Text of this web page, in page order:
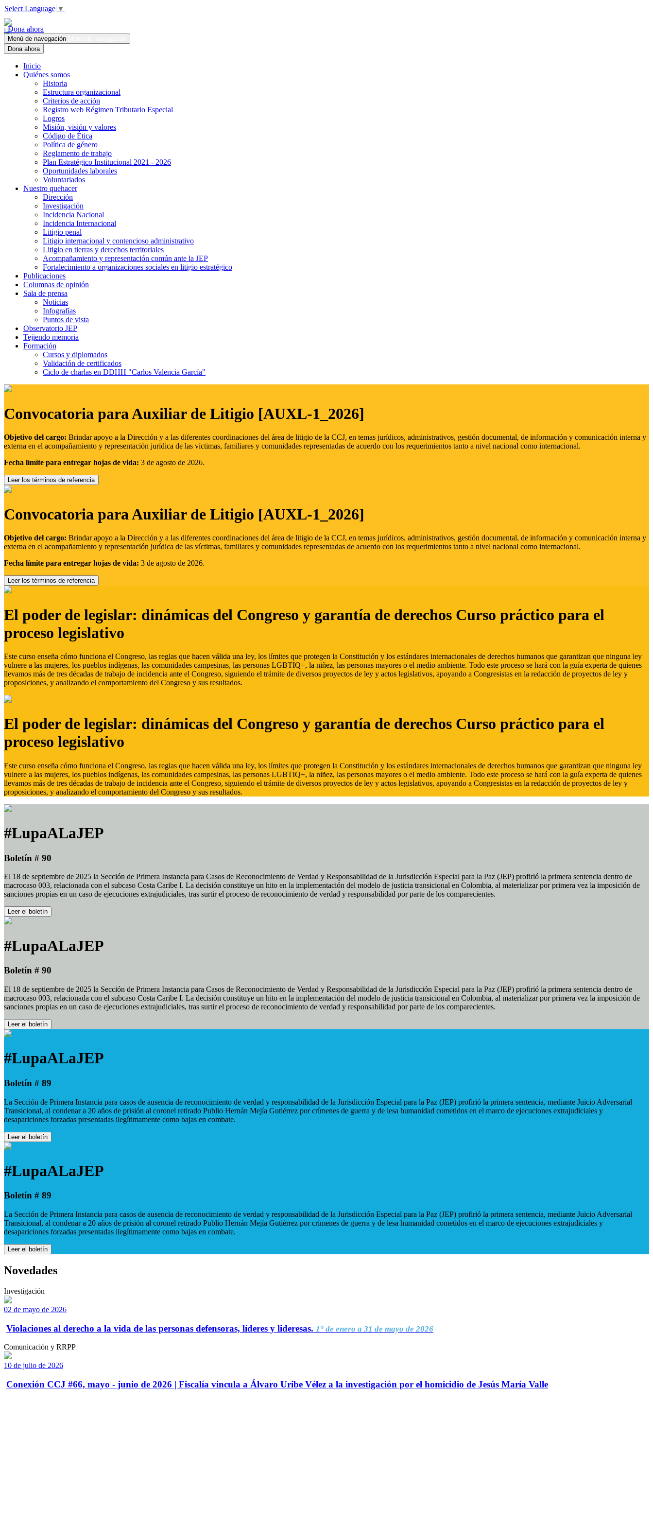
Select Language ▼
Dona ahora
Menú de navegación
Dona ahora
Inicio
Quiénes somos
Historia
Estructura organizacional
Criterios de acción
Registro web Régimen Tributario Especial
Logros
Misión, visión y valores
Código de Ética
Política de género
Reglamento de trabajo
Plan Estratégico Institucional 2021 - 2026
Oportunidades laborales
Voluntariados
Nuestro quehacer
Dirección
Investigación
Incidencia Nacional
Incidencia Internacional
Litigio penal
Litigio internacional y contencioso administrativo
Litigio en tierras y derechos territoriales
Acompañamiento y representación común ante la JEP
Fortalecimiento a organizaciones sociales en litigio estratégico
Publicaciones
Columnas de opinión
Sala de prensa
Noticias
Infografías
Puntos de vista
Observatorio JEP
Tejiendo memoria
Formación
Cursos y diplomados
Validación de certificados
Ciclo de charlas en DDHH "Carlos Valencia García"
Convocatoria para Auxiliar de Litigio [AUXL-1_2026]
Objetivo del cargo: Brindar apoyo a la Dirección y a las diferentes coordinaciones del área de litigio de la CCJ, en temas jurídicos, administrativos, gestión documental, de información y comunicación interna y
externa en el acompañamiento y representación jurídica de las víctimas, familiares y comunidades representadas de acuerdo con los requerimientos tanto a nivel nacional como internacional.
Fecha límite para entregar hojas de vida: 3 de agosto de 2026.
Leer los términos de referencia
Convocatoria para Auxiliar de Litigio [AUXL-1_2026]
Objetivo del cargo: Brindar apoyo a la Dirección y a las diferentes coordinaciones del área de litigio de la CCJ, en temas jurídicos, administrativos, gestión documental, de información y comunicación interna y
externa en el acompañamiento y representación jurídica de las víctimas, familiares y comunidades representadas de acuerdo con los requerimientos tanto a nivel nacional como internacional.
Fecha límite para entregar hojas de vida: 3 de agosto de 2026.
Leer los términos de referencia
El poder de legislar: dinámicas del Congreso y garantía de derechos Curso práctico para el
proceso legislativo
Este curso enseña cómo funciona el Congreso, las reglas que hacen válida una ley, los límites que protegen la Constitución y los estándares internacionales de derechos humanos que garantizan que ninguna ley
vulnere a las mujeres, los pueblos indígenas, las comunidades campesinas, las personas LGBTIQ+, la niñez, las personas mayores o el medio ambiente. Todo este proceso se hará con la guía experta de quienes
llevamos más de tres décadas de trabajo de incidencia ante el Congreso, siguiendo el trámite de diversos proyectos de ley y actos legislativos, apoyando a Congresistas en la redacción de proyectos de ley y
proposiciones, y analizando el comportamiento del Congreso y sus resultados.
El poder de legislar: dinámicas del Congreso y garantía de derechos Curso práctico para el
proceso legislativo
Este curso enseña cómo funciona el Congreso, las reglas que hacen válida una ley, los límites que protegen la Constitución y los estándares internacionales de derechos humanos que garantizan que ninguna ley
vulnere a las mujeres, los pueblos indígenas, las comunidades campesinas, las personas LGBTIQ+, la niñez, las personas mayores o el medio ambiente. Todo este proceso se hará con la guía experta de quienes
llevamos más de tres décadas de trabajo de incidencia ante el Congreso, siguiendo el trámite de diversos proyectos de ley y actos legislativos, apoyando a Congresistas en la redacción de proyectos de ley y
proposiciones, y analizando el comportamiento del Congreso y sus resultados.
#LupaALaJEP
Boletín # 90
El 18 de septiembre de 2025 la Sección de Primera Instancia para Casos de Reconocimiento de Verdad y Responsabilidad de la Jurisdicción Especial para la Paz (JEP) profirió la primera sentencia dentro de
macrocaso 003, relacionada con el subcaso Costa Caribe I. La decisión constituye un hito en la implementación del modelo de justicia transicional en Colombia, al materializar por primera vez la imposición de
sanciones propias en un caso de ejecuciones extrajudiciales, tras surtir el proceso de reconocimiento de verdad y responsabilidad por parte de los comparecientes.
Leer el boletín
#LupaALaJEP
Boletín # 90
El 18 de septiembre de 2025 la Sección de Primera Instancia para Casos de Reconocimiento de Verdad y Responsabilidad de la Jurisdicción Especial para la Paz (JEP) profirió la primera sentencia dentro de
macrocaso 003, relacionada con el subcaso Costa Caribe I. La decisión constituye un hito en la implementación del modelo de justicia transicional en Colombia, al materializar por primera vez la imposición de
sanciones propias en un caso de ejecuciones extrajudiciales, tras surtir el proceso de reconocimiento de verdad y responsabilidad por parte de los comparecientes.
Leer el boletín
#LupaALaJEP
Boletín # 89
La Sección de Primera Instancia para casos de ausencia de reconocimiento de verdad y responsabilidad de la Jurisdicción Especial para la Paz (JEP) profirió la primera sentencia, mediante Juicio Adversarial
Transicional, al condenar a 20 años de prisión al coronel retirado Publio Hernán Mejía Gutiérrez por crímenes de guerra y de lesa humanidad cometidos en el marco de ejecuciones extrajudiciales y
desapariciones forzadas presentadas ilegítimamente como bajas en combate.
Leer el boletín
#LupaALaJEP
Boletín # 89
La Sección de Primera Instancia para casos de ausencia de reconocimiento de verdad y responsabilidad de la Jurisdicción Especial para la Paz (JEP) profirió la primera sentencia, mediante Juicio Adversarial
Transicional, al condenar a 20 años de prisión al coronel retirado Publio Hernán Mejía Gutiérrez por crímenes de guerra y de lesa humanidad cometidos en el marco de ejecuciones extrajudiciales y
desapariciones forzadas presentadas ilegítimamente como bajas en combate.
Leer el boletín
Novedades
Investigación
02 de mayo de 2026
Violaciones al derecho a la vida de las personas defensoras, líderes y lideresas. 1° de enero a 31 de mayo de 2026
Comunicación y RRPP
10 de julio de 2026
Conexión CCJ #66, mayo - junio de 2026 | Fiscalía vincula a Álvaro Uribe Vélez a la investigación por el homicidio de Jesús María Valle